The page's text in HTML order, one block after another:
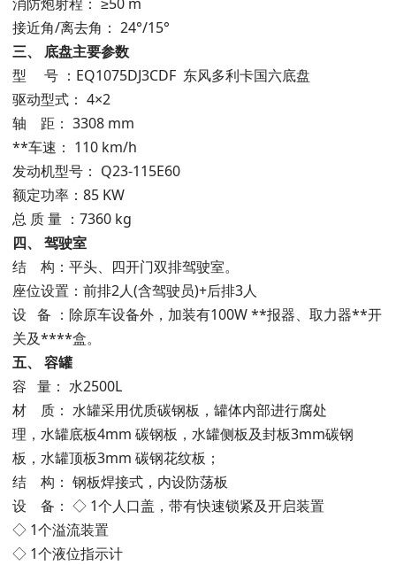
接近角/离去角： 24°/15°
三、
底盘主要参数
型 号 ：EQ1075DJ3CDF 东风多利卡国六底盘
驱动型式： 4×2
轴 距： 3308 mm
**车速： 110 km/h
发动机型号： Q23-115E60
额定功率：85 KW
总 质 量 ：7360 kg
四、
驾驶室
结 构：平头、四开门双排驾驶室。
座位设置：前排2人(含驾驶员)+后排3人
设 备 ：除原车设备外，加装有100W **报器、取力器**开
关及****盒。
五、
容罐
容 量： 水2500L
材 质： 水罐采用优质碳钢板，罐体内部进行腐处
理，水罐底板4mm 碳钢板，水罐侧板及封板3mm碳钢
板，水罐顶板3mm 碳钢花纹板；
结 构： 钢板焊接式，内设防荡板
设 备： ◇ 1个人口盖，带有快速锁紧及开启装置
◇ 1个溢流装置
◇ 1个液位指示计